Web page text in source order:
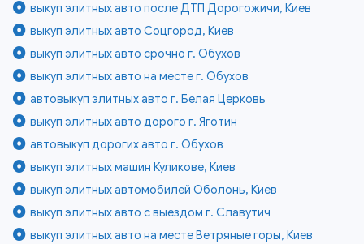
выкуп элитных авто после ДТП Дорогожичи, Киев
выкуп элитных авто Соцгород, Киев
выкуп элитных авто срочно г. Обухов
выкуп элитных авто на месте г. Обухов
автовыкуп элитных авто г. Белая Церковь
выкуп элитных авто дорого г. Яготин
автовыкуп дорогих авто г. Обухов
выкуп элитных машин Куликове, Киев
выкуп элитных автомобилей Оболонь, Киев
выкуп элитных авто с выездом г. Славутич
выкуп элитных авто на месте Ветряные горы, Киев